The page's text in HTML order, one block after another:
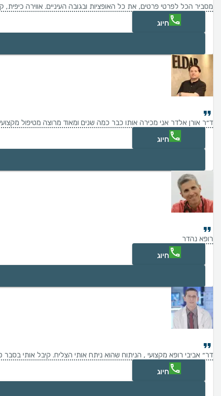
מסביר הכל לפרטי פרטים, את כל האופציות ובגובה העיניים. אווירה
חיוג
ד״ר אורן אלדר אני מכירה אותו כבר כמה שנים ומאוד מרוצה מטיפול
חיוג
רופא נהדר
חיוג
דר״ אביבי רופא מקצועי , הניתוח שהוא ניתח אותי הצליח. קיבל אותי
חיוג